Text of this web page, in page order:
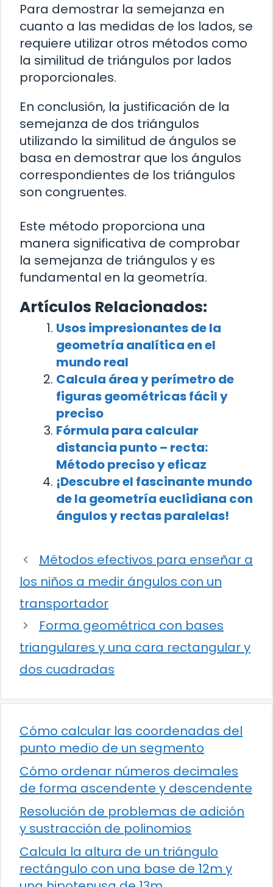
Para demostrar la semejanza en
cuanto a las medidas de los lados, se
requiere utilizar otros métodos como
la similitud de triángulos por lados
proporcionales.
En conclusión, la justificación de la
semejanza de dos triángulos
utilizando la similitud de ángulos se
basa en demostrar que los ángulos
correspondientes de los triángulos
son congruentes.
Este método proporciona una
manera significativa de comprobar
la semejanza de triángulos y es
fundamental en la geometría.
Artículos Relacionados:
Usos impresionantes de la
geometría analítica en el
mundo real
Calcula área y perímetro de
figuras geométricas fácil y
preciso
Fórmula para calcular
distancia punto – recta:
Método preciso y eficaz
¡Descubre el fascinante mundo
de la geometría euclidiana con
ángulos y rectas paralelas!
Métodos efectivos para enseñar a
los niños a medir ángulos con un
transportador
Forma geométrica con bases
triangulares y una cara rectangular y
dos cuadradas
Cómo calcular las coordenadas del
punto medio de un segmento
Cómo ordenar números decimales
de forma ascendente y descendente
Resolución de problemas de adición
y sustracción de polinomios
Calcula la altura de un triángulo
rectángulo con una base de 12m y